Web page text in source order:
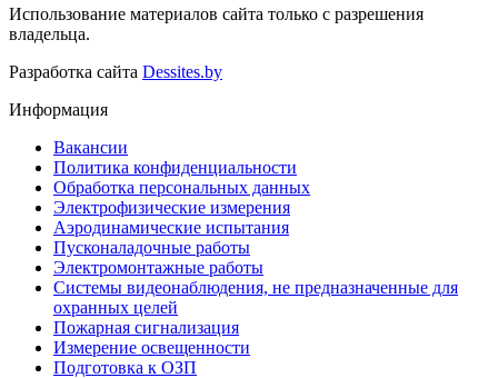
Использование материалов сайта только с разрешения
владельца.
Разработка сайта Dessites.by
Информация
Вакансии
Политика конфиденциальности
Обработка персональных данных
Электрофизические измерения
Аэродинамические испытания
Пусконаладочные работы
Электромонтажные работы
Системы видеонаблюдения, не предназначенные для
охранных целей
Пожарная сигнализация
Измерение освещенности
Подготовка к ОЗП